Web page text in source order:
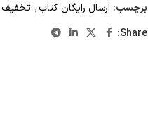
برچسب: ارسال رايگان کتاب, تخفیف 15 تا 25 درصد
Share: